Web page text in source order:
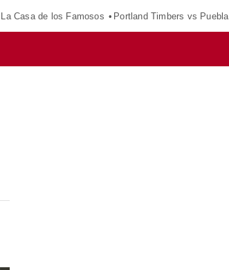
La Casa de los Famosos Portland Timbers vs Puebla